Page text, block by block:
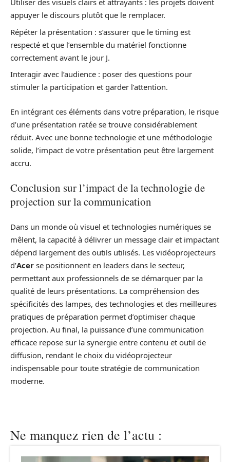
Utiliser des visuels clairs et attrayants : les projets doivent
appuyer le discours plutôt que le remplacer.
Répéter la présentation : s’assurer que le timing est
respecté et que l’ensemble du matériel fonctionne
correctement avant le jour J.
Interagir avec l’audience : poser des questions pour
stimuler la participation et garder l’attention.
En intégrant ces éléments dans votre préparation, le risque
d’une présentation ratée se trouve considérablement
réduit. Avec une bonne technologie et une méthodologie
solide, l’impact de votre présentation peut être largement
accru.
Conclusion sur l’impact de la technologie de
projection sur la communication
Dans un monde où visuel et technologies numériques se
mêlent, la capacité à délivrer un message clair et impactant
dépend largement des outils utilisés. Les vidéoprojecteurs
d’Acer se positionnent en leaders dans le secteur,
permettant aux professionnels de se démarquer par la
qualité de leurs présentations. La compréhension des
spécificités des lampes, des technologies et des meilleures
pratiques de préparation permet d’optimiser chaque
projection. Au final, la puissance d’une communication
efficace repose sur la synergie entre contenu et outil de
diffusion, rendant le choix du vidéoprojecteur
indispensable pour toute stratégie de communication
moderne.
Ne manquez rien de l’actu :